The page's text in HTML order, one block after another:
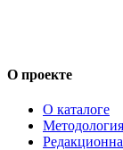
О проекте
О каталоге